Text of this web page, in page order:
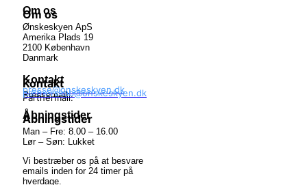
Om os
Om os
Ønskeskyen ApS
Amerika Plads 19
2100 København
Danmark
Kontakt
Kontakt
Pressemail:
presse@onskeskyen.dk
Partnermail:
partnerskab@onskeskyen.dk
Åbningstider
Åbningstider
Man – Fre: 8.00 – 16.00
Lør – Søn: Lukket
Vi bestræber os på at besvare
emails inden for 24 timer på
hverdage.